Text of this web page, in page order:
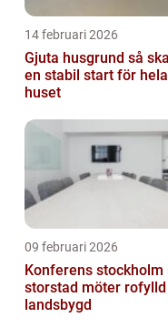
14 februari 2026
Gjuta husgrund så skapas
en stabil start för hela
huset
09 februari 2026
Konferens stockholm när
storstad möter rofylld
landsbygd